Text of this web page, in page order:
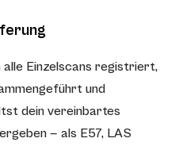
Einzelscans registriert,
und
dein vereinbartes
— als E57, LAS